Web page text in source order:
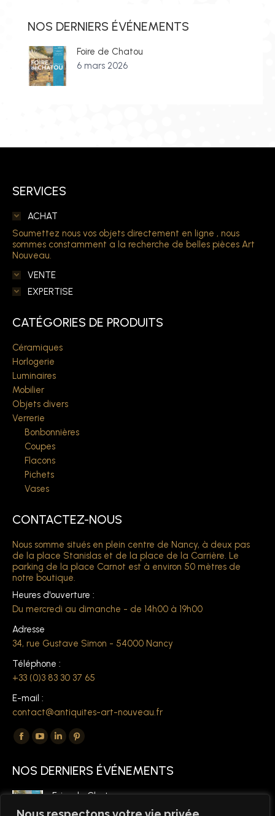
NOS DERNIERS ÉVÉNEMENTS
Foire de Chatou
6 mars 2026
SERVICES
ACHAT
Soumettez nous vos objets directement en ligne , nous
sommes constamment a la recherche de belles pièces Art
Nouveau.
VENTE
EXPERTISE
CATÉGORIES DE PRODUITS
Céramiques
Horlogerie
Luminaires
Mobilier
Objets divers
Verrerie
Bonbonnières
Coupes
Flacons
Pichets
Vases
CONTACTEZ-NOUS
Nous somme situés en plein centre de Nancy, à deux pas
de la place Stanislas et de la place de la Carrière. Le
parking de la place Carnot est à environ 50 mètres de
notre boutique.
Heures d'ouverture :
Du mercredi au dimanche - de 14h00 à 19h00
Adresse
34, rue Gustave Simon - 54000 Nancy
Téléphone :
+33 (0)3 83 30 37 65
E-mail :
contact@antiquites-art-nouveau.fr
Trouvez nous sur :
La
Facebook
s'ouvre
La
YouTube
s'ouvre
La
LinkedIn
s'ouvre
La
Pinterest
s'ouvre
NOS DERNIERS ÉVÉNEMENTS
Foire de Chatou
6 mars 2026